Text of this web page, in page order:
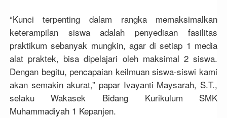
“Kunci terpenting dalam rangka memaksimalkan
keterampilan siswa adalah penyediaan fasilitas
praktikum sebanyak mungkin, agar di setiap 1 media
alat praktek, bisa dipelajari oleh maksimal 2 siswa.
Dengan begitu, pencapaian keilmuan siswa-siswi kami
akan semakin akurat,” papar Ivayanti Maysarah, S.T.,
selaku Wakasek Bidang Kurikulum SMK
Muhammadiyah 1 Kepanjen.